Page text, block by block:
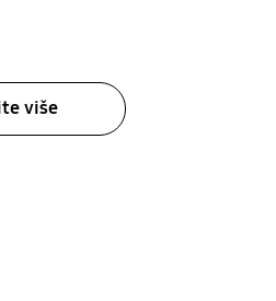
više